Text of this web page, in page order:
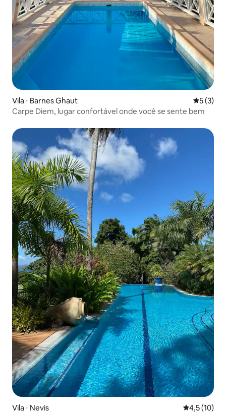
Vila ⋅ Barnes Ghaut 5 de
5 (3)
Carpe Diem, lugar confortável onde você se sente bem
Vila ⋅ Nevis 4,5 de uma
4,5 (10)